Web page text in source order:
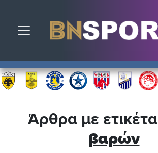
Toggle navigation
Άρθρα με ετικέτα
βαρών